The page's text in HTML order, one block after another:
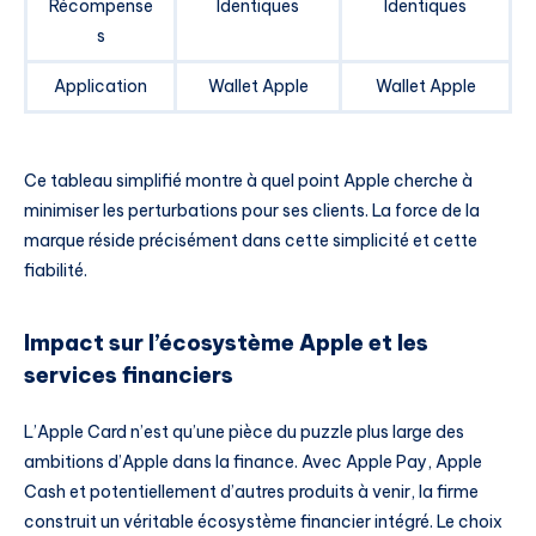
Récompense
s
Identiques Identiques
Application Wallet Apple Wallet Apple
Ce tableau simplifié montre à quel point Apple cherche à
minimiser les perturbations pour ses clients. La force de la
marque réside précisément dans cette simplicité et cette
fiabilité.
Impact sur l’écosystème Apple et les
services financiers
L’Apple Card n’est qu’une pièce du puzzle plus large des
ambitions d’Apple dans la finance. Avec Apple Pay, Apple
Cash et potentiellement d’autres produits à venir, la firme
construit un véritable écosystème financier intégré. Le choix